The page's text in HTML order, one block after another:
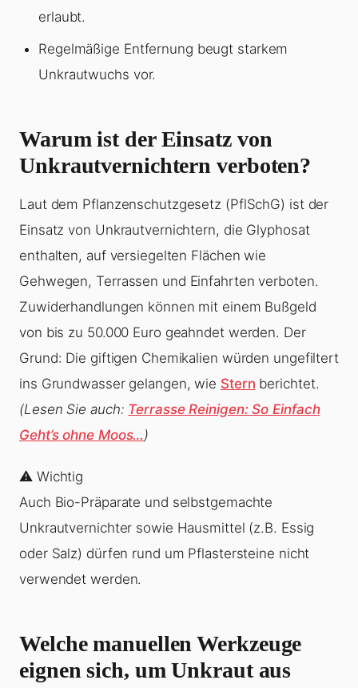
erlaubt.
Regelmäßige Entfernung beugt starkem
Unkrautwuchs vor.
Warum ist der Einsatz von
Unkrautvernichtern verboten?
Laut dem Pflanzenschutzgesetz (PflSchG) ist der
Einsatz von Unkrautvernichtern, die Glyphosat
enthalten, auf versiegelten Flächen wie
Gehwegen, Terrassen und Einfahrten verboten.
Zuwiderhandlungen können mit einem Bußgeld
von bis zu 50.000 Euro geahndet werden. Der
Grund: Die giftigen Chemikalien würden ungefiltert
ins Grundwasser gelangen, wie Stern berichtet.
(Lesen Sie auch: Terrasse Reinigen: So Einfach
Geht’s ohne Moos… )
⚠️ Wichtig
Auch Bio-Präparate und selbstgemachte
Unkrautvernichter sowie Hausmittel (z.B. Essig
oder Salz) dürfen rund um Pflastersteine nicht
verwendet werden.
Welche manuellen Werkzeuge
eignen sich, um Unkraut aus